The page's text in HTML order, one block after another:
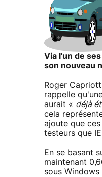
Via l'un de
son nouveau
Roger
rappelle
aurait « déjà
cela
ajoute que
testeurs que
En se basant
maintenant
sous